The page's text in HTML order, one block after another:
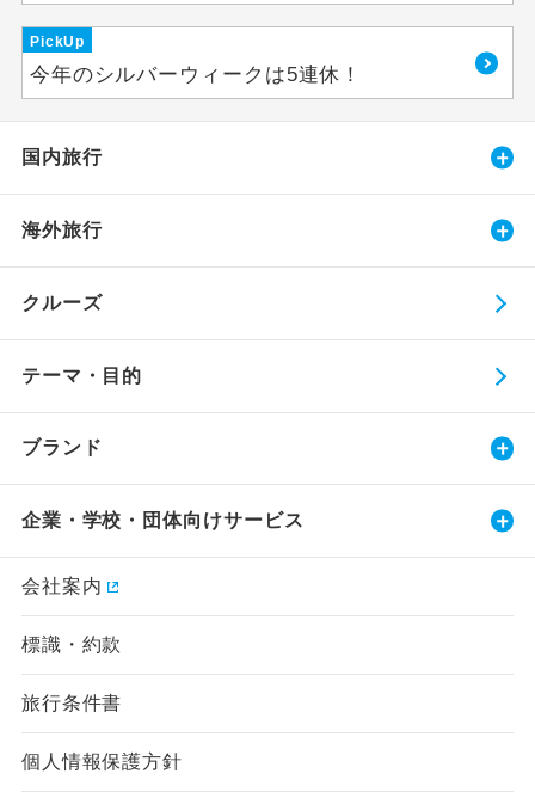
PickUp
今年のシルバーウィークは5連休！
国内旅行
海外旅行
クルーズ
テーマ・目的
ブランド
企業・学校・団体向けサービス
会社案内
標識・約款
旅行条件書
個人情報保護方針